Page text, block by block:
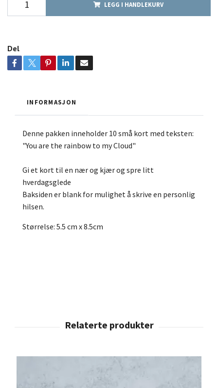
LEGG I HANDLEKURV
Del
INFORMASJON
Denne pakken inneholder 10 små kort med teksten:
"You are the rainbow to my Cloud"
Gi et kort til en nær og kjær og spre litt
hverdagsglede
Baksiden er blank for mulighet å skrive en personlig
hilsen.
Størrelse: 5.5 cm x 8.5cm